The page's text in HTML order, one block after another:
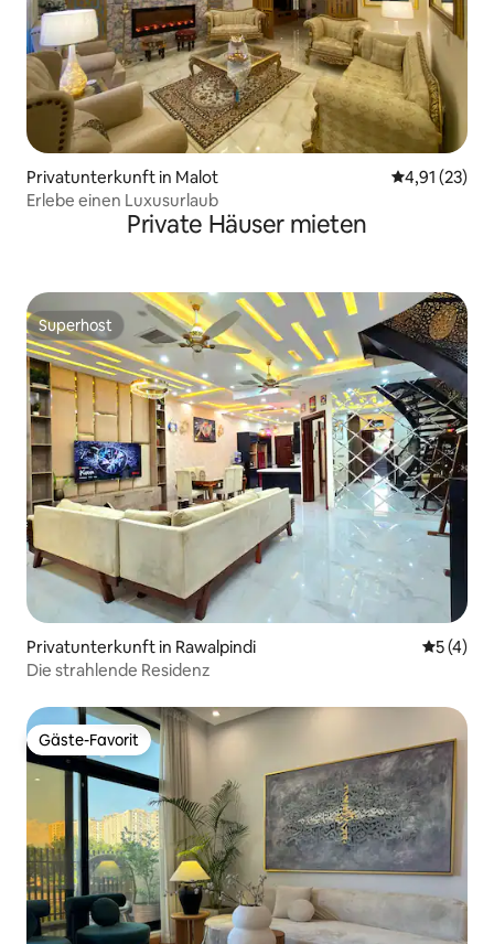
Privatunterkunft in Malot
4,91 (23)
Erlebe einen Luxusurlaub
Private Häuser mieten
Superhost
Superhost
Privatunterkunft in Rawalpindi
5 (4)
Die strahlende Residenz
Gäste-Favorit
Gäste-Favorit